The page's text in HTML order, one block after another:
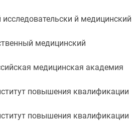
й медицинский
медицинский
медицинская академия
повышения квалификации
повышения квалификации